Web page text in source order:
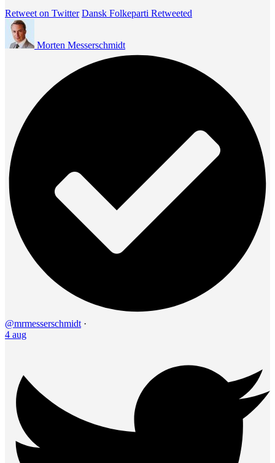
Retweet on Twitter Dansk Folkeparti Retweeted
Morten Messerschmidt
@mrmesserschmidt ·
4 aug